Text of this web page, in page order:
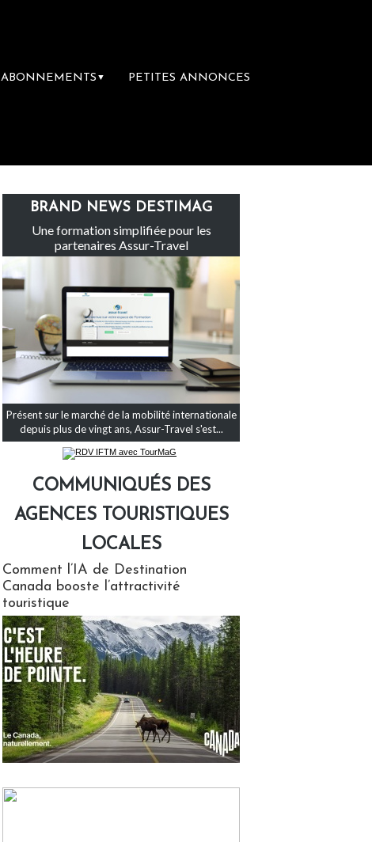
ABONNEMENTS ▼ PETITES ANNONCES
Le groupe Sainte-Claire rachète Eden Tour
BRAND NEWS DESTIMAG
Une formation simplifiée pour les
partenaires Assur-Travel
Présent sur le marché de la mobilité internationale
depuis plus de vingt ans, Assur-Travel s'est...
COMMUNIQUÉS DES
AGENCES TOURISTIQUES
LOCALES
Comment l’IA de Destination
Canada booste l’attractivité
touristique